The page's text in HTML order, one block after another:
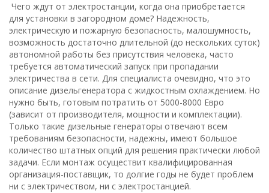
Чего ждут от электростанции, когда она приобретается
для установки в загородном доме? Надежность,
электрическую и пожарную безопасность, малошумность,
возможность достаточно длительной (до нескольких суток)
автономной работы без присутствия человека, часто
требуется автоматический запуск при пропадании
электричества в сети. Для специалиста очевидно, что это
описание дизельгенератора с жидкостным охлаждением. Но
нужно быть, готовым потратить от 5000-8000 Евро
(зависит от производителя, мощности и комплектации).
Только такие дизельные генераторы отвечают всем
требованиям безопасности, надежны, имеют большое
количество штатных опций для решения практически любой
задачи. Если монтаж осуществит квалифицированная
организация-поставщик, то долгие годы не будет проблем
ни с электричеством, ни с электростанцией.